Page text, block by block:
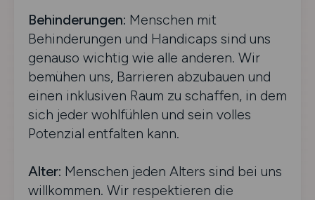
Behinderungen: Menschen mit
Behinderungen und Handicaps sind uns
genauso wichtig wie alle anderen. Wir
bemühen uns, Barrieren abzubauen und
einen inklusiven Raum zu schaffen, in dem
sich jeder wohlfühlen und sein volles
Potenzial entfalten kann.
Alter: Menschen jeden Alters sind bei uns
willkommen. Wir respektieren die